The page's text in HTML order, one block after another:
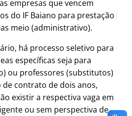
empresas que vencem
do IF Baiano para prestação
meio (administrativo).
há processo seletivo para
específicas seja para
ou professores (substitutos)
contrato de dois anos,
existir a respectiva vaga em
ou sem perspectiva de